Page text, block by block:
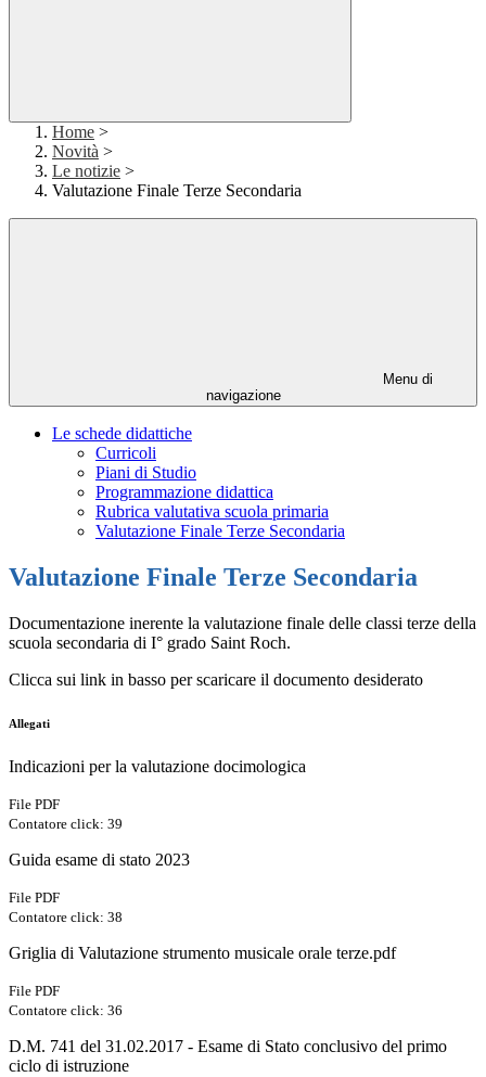
Home >
Novità >
Le notizie >
Valutazione Finale Terze Secondaria
Menu di
navigazione
Le schede didattiche
Curricoli
Piani di Studio
Programmazione didattica
Rubrica valutativa scuola primaria
Valutazione Finale Terze Secondaria
Valutazione Finale Terze Secondaria
Documentazione inerente la valutazione finale delle classi terze della
scuola secondaria di I° grado Saint Roch.
Clicca sui link in basso per scaricare il documento desiderato
Allegati
Indicazioni per la valutazione docimologica
File PDF
Contatore click: 39
Guida esame di stato 2023
File PDF
Contatore click: 38
Griglia di Valutazione strumento musicale orale terze.pdf
File PDF
Contatore click: 36
D.M. 741 del 31.02.2017 - Esame di Stato conclusivo del primo
ciclo di istruzione